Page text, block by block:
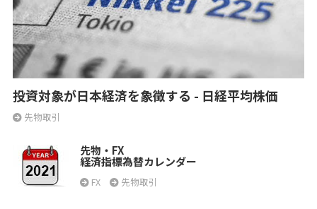
投資対象が日本経済を象徴する - 日経平均株価
先物取引
先物・FX
経済指標為替カレンダー
FX 先物取引